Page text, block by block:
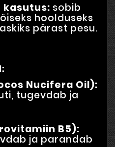
kasutus: sobib
hoolduseks
pärast pesu.
Nucifera Oil):
tugevdab ja
B5):
ja parandab